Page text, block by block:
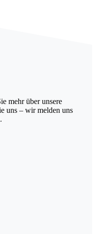
mehr über unsere
uns – wir melden uns